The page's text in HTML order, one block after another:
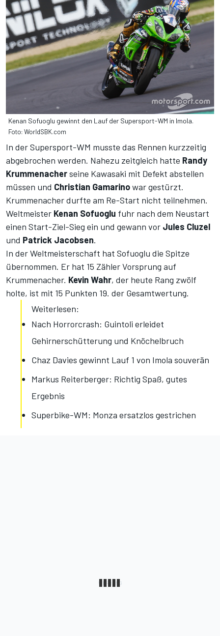
Kenan Sofuoglu gewinnt den Lauf der Supersport-WM in Imola.
Foto: WorldSBK.com
In der Supersport-WM musste das Rennen kurzzeitig
abgebrochen werden. Nahezu zeitgleich hatte Randy
Krummenacherseine Kawasaki mit Defekt abstellen
müssen und Christian Gamarinowar gestürzt.
Krummenacher durfte am Re-Start nicht teilnehmen.
Weltmeister Kenan Sofuoglu fuhr nach dem Neustart
einen Start-Ziel-Sieg ein und gewann vor Jules Cluzel
und Patrick Jacobsen.
In der Weltmeisterschaft hat Sofuoglu die Spitze
übernommen. Er hat 15 Zähler Vorsprung auf
Krummenacher. Kevin Wahr, der heute Rang zwölf
holte, ist mit 15 Punkten 19. der Gesamtwertung.
Weiterlesen:
Nach Horrorcrash: Guintoli erleidet
Gehirnerschütterung und Knöchelbruch
Chaz Davies gewinnt Lauf 1 von Imola souverän
Markus Reiterberger: Richtig Spaß, gutes
Ergebnis
Superbike-WM: Monza ersatzlos gestrichen